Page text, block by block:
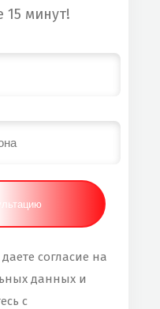
15 минут!
согласие на
данных и
с